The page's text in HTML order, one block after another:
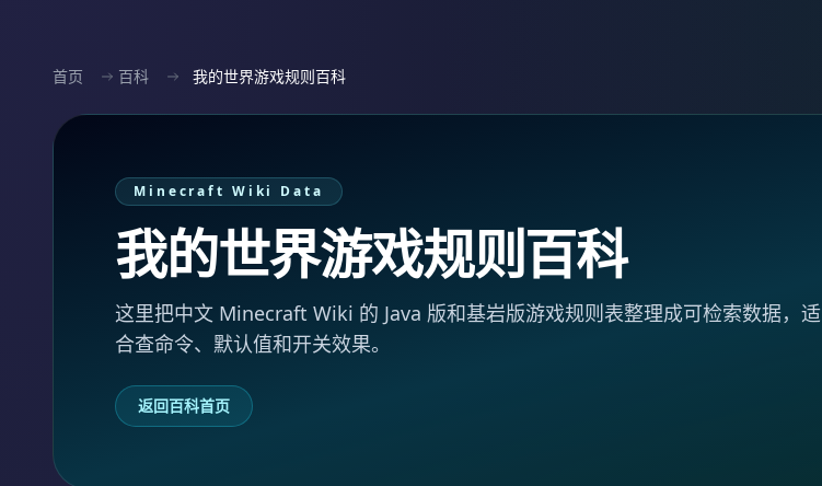
首页 百科 我的世界游戏规则百科
Minecraft Wiki Data
我的世界游戏规则百科
这里把中文 Minecraft Wiki 的 Java 版和基岩版游戏规则表整理成可检索数据，适
合查命令、默认值和开关效果。
返回百科首页